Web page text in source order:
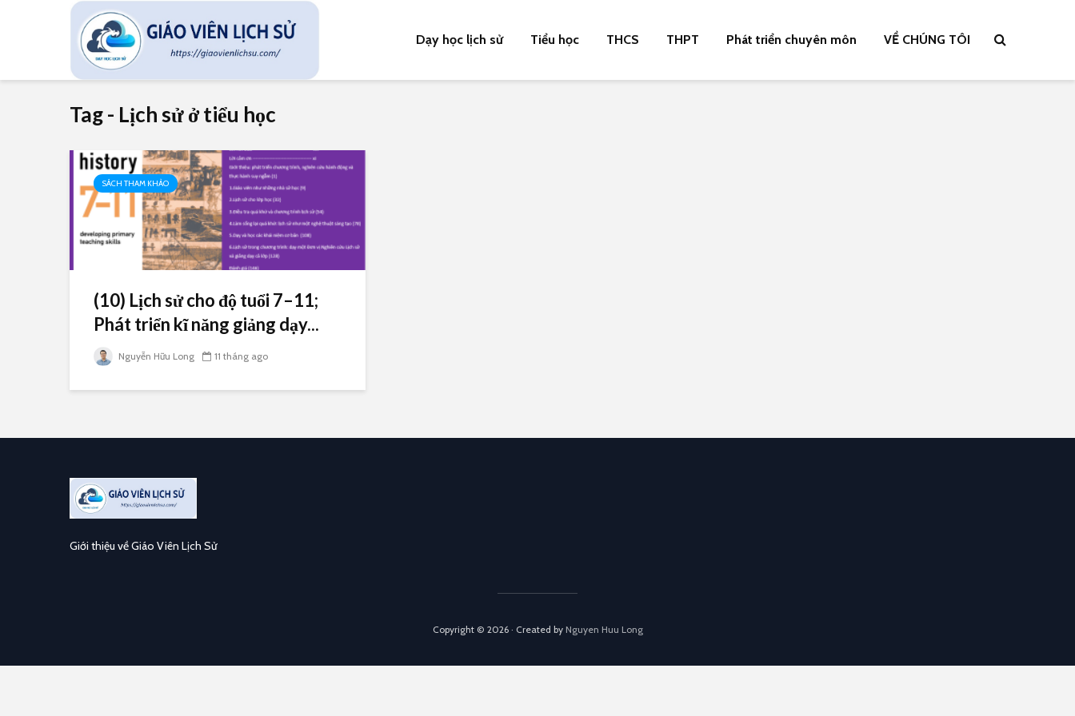
Dạy học lịch sử Tiểu học THCS THPT Phát triển chuyên môn VỀ CHÚNG TÔI
Tag - Lịch sử ở tiểu học
SÁCH THAM KHẢO
(10) Lịch sử cho độ tuổi 7–11;
Phát triển kĩ năng giảng dạy...
Nguyễn Hữu Long 11 tháng ago
Giới thiệu về Giáo Viên Lịch Sử
Copyright © 2026 · Created by Nguyen Huu Long